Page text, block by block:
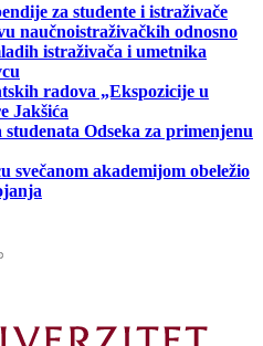
za studente i istraživače
naučnoistraživačkih odnosno
istraživača i umetnika
radova „Ekspozicije u
Jakšića
Odseka za primenjenu
svečanom akademijom obeležio